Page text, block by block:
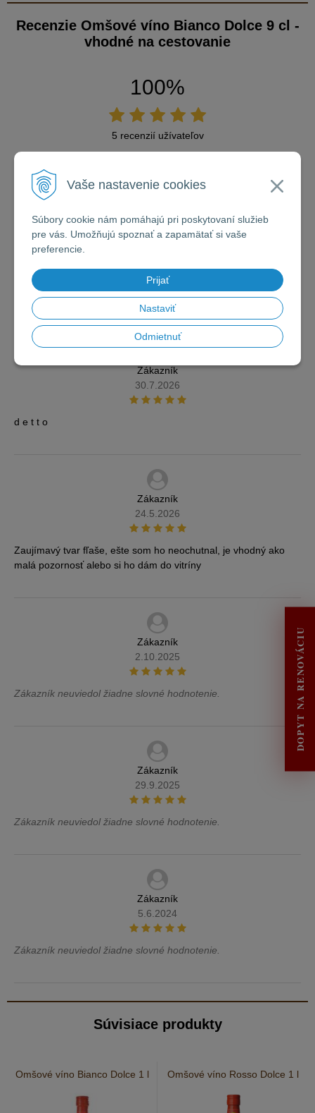
Vaše nastavenie cookies
Súbory cookie nám pomáhajú pri poskytovaní služieb
pre vás. Umožňujú spoznať a zapamätať si vaše
preferencie.
Prijať
Nastaviť
Odmietnuť
DOPYT NA RENOVÁCIU
Recenzie Omšové víno Bianco Dolce 9 cl -
vhodné na cestovanie
100%
5 recenzií užívateľov
Zákazník
30.7.2026
d e t t o
Zákazník
24.5.2026
Zaujímavý tvar fľaše, ešte som ho neochutnal, je vhodný ako
malá pozornosť alebo si ho dám do vitríny
Zákazník
2.10.2025
Zákazník neuviedol žiadne slovné hodnotenie.
Zákazník
29.9.2025
Zákazník neuviedol žiadne slovné hodnotenie.
Zákazník
5.6.2024
Zákazník neuviedol žiadne slovné hodnotenie.
Súvisiace produkty
Omšové víno Bianco Dolce 1 l Omšové víno Rosso Dolce 1 l